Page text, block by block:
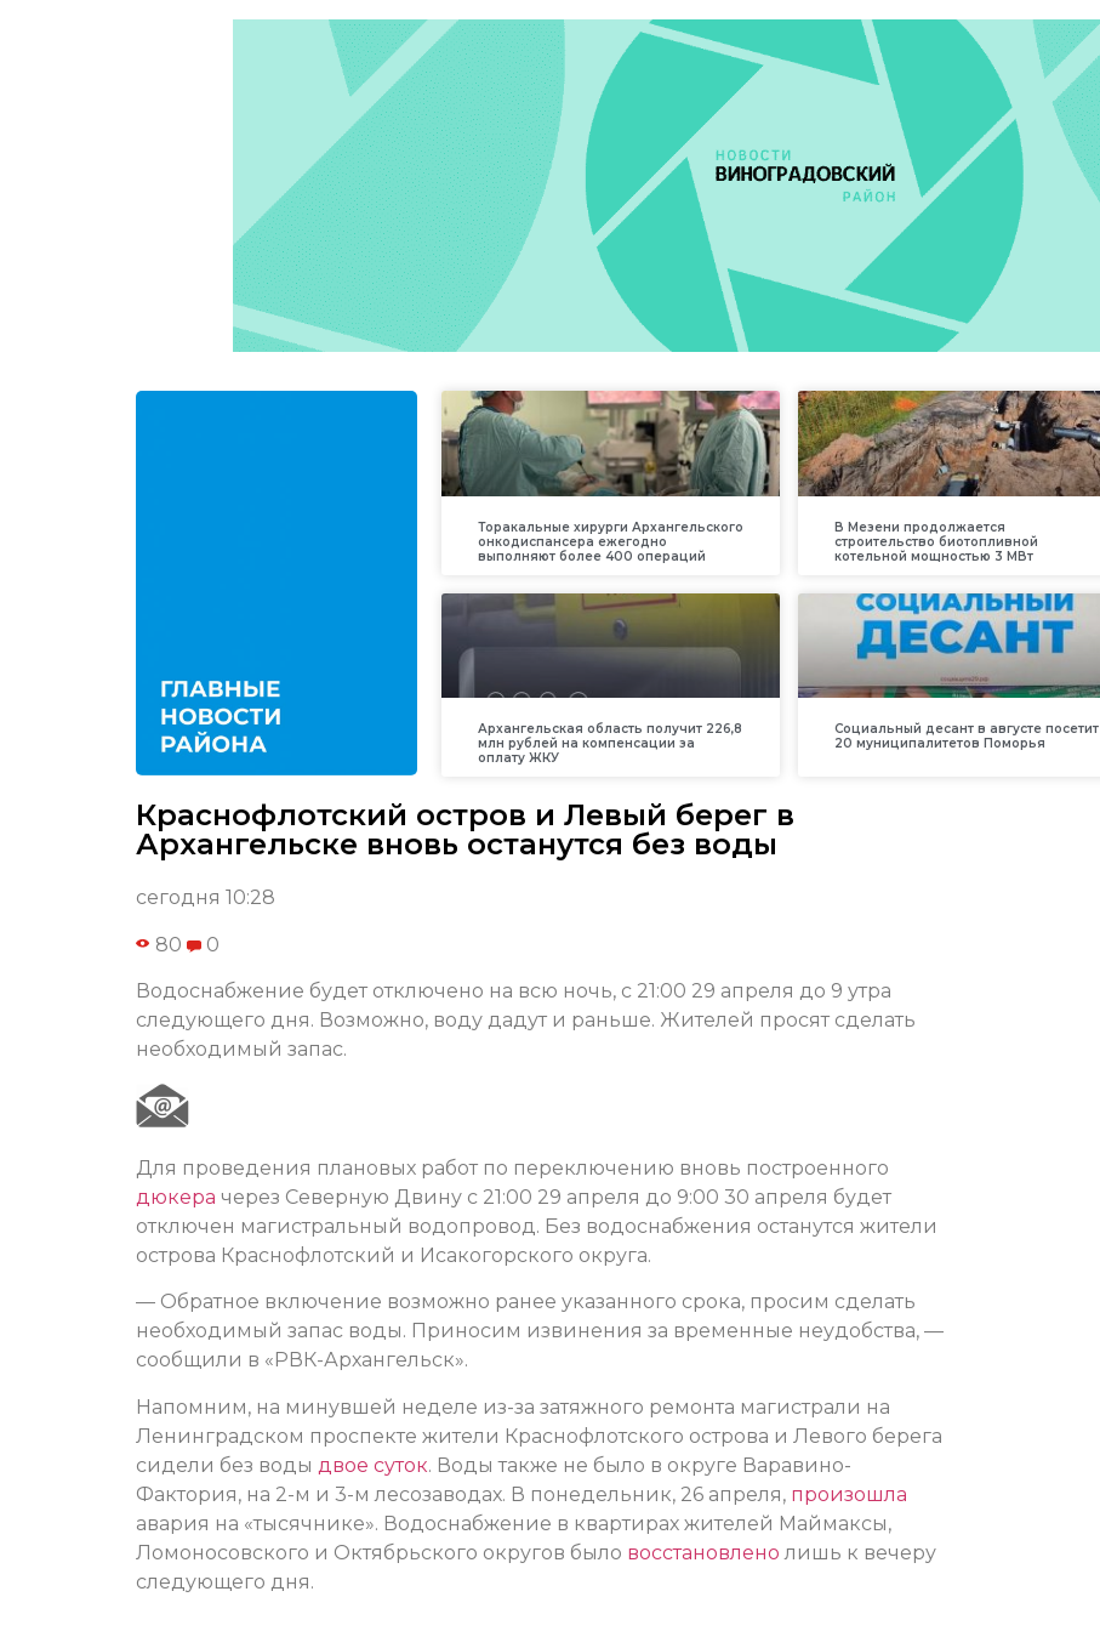
Торакальные хирурги Архангельского
онкодиспансера ежегодно
выполняют более 400 операций
В Мезени продолжается
строительство биотопливной
котельной мощностью 3 МВт
Архангельская область получит 226,8
млн рублей на компенсации за
оплату ЖКУ
Социальный десант в августе посетит
20 муниципалитетов Поморья
Краснофлотский остров и Левый берег в
Архангельске вновь останутся без воды
сегодня 10:28
80 0
Водоснабжение будет отключено на всю ночь, с 21:00 29 апреля до 9 утра
следующего дня. Возможно, воду дадут и раньше. Жителей просят сделать
необходимый запас.
Для проведения плановых работ по переключению вновь построенного
дюкера через Северную Двину с 21:00 29 апреля до 9:00 30 апреля будет
отключен магистральный водопровод. Без водоснабжения останутся жители
острова Краснофлотский и Исакогорского округа.
— Обратное включение возможно ранее указанного срока, просим сделать
необходимый запас воды. Приносим извинения за временные неудобства, —
сообщили в «РВК-Архангельск».
Напомним, на минувшей неделе из-за затяжного ремонта магистрали на
Ленинградском проспекте жители Краснофлотского острова и Левого берега
сидели без воды двое суток. Воды также не было в округе Варавино-
Фактория, на 2-м и 3-м лесозаводах. В понедельник, 26 апреля, произошла
авария на «тысячнике». Водоснабжение в квартирах жителей Маймаксы,
Ломоносовского и Октябрьского округов было восстановлено лишь к вечеру
следующего дня.